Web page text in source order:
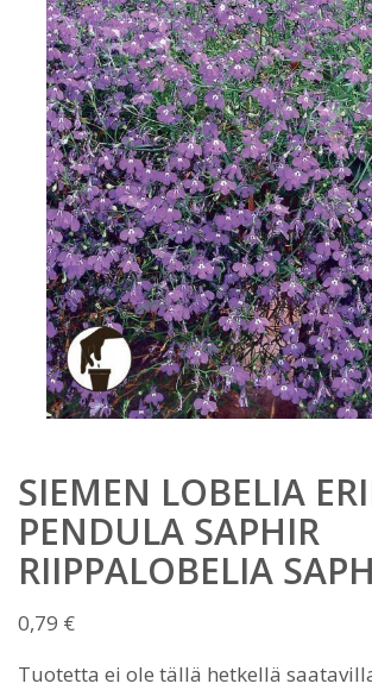
SIEMEN LOBELIA
PENDULA SAPHIR
RIIPPALOBELIA
0,79 €
Tuotetta ei ole tällä hetkellä